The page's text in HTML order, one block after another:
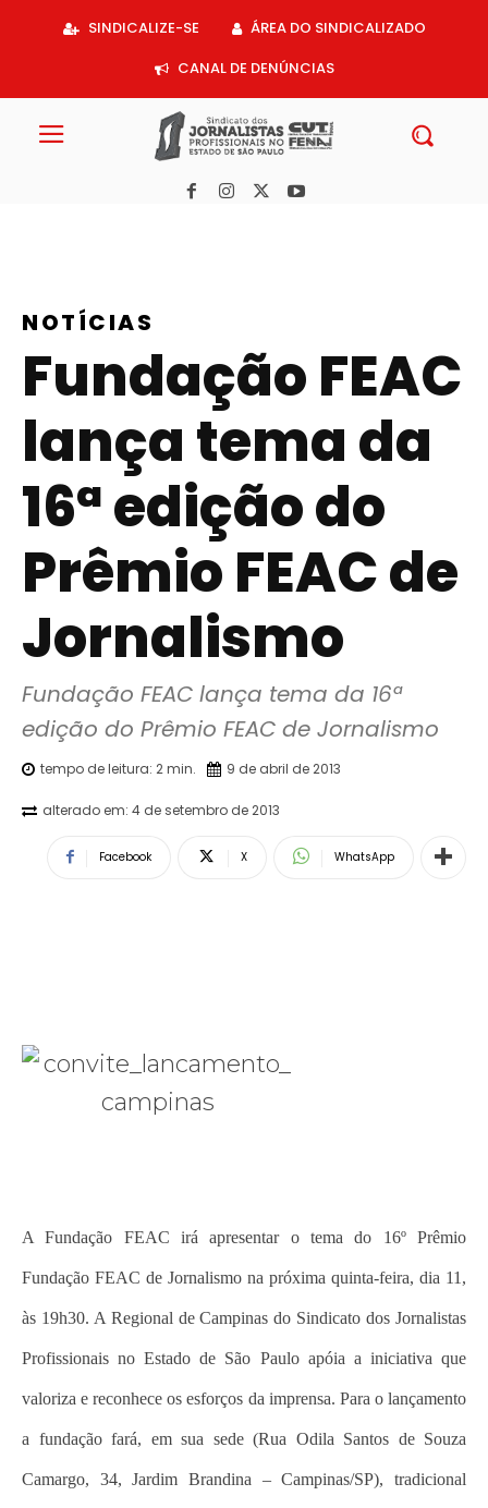
SINDICALIZE-SE
ÁREA DO SINDICALIZADO
CANAL DE DENÚNCIAS
NOTÍCIAS
Fundação FEAC
lança tema da
16ª edição do
Prêmio FEAC de
Jornalismo
Fundação FEAC lança tema da 16ª
edição do Prêmio FEAC de Jornalismo
tempo de leitura: 2min. 9 de abril de 2013
alterado em: 4 de setembro de 2013
Facebook X WhatsApp
A Fundação FEAC irá apresentar o tema do 16º Prêmio
Fundação FEAC de Jornalismo na próxima quinta-feira, dia 11,
às 19h30. A Regional de Campinas do Sindicato dos Jornalistas
Profissionais no Estado de São Paulo apóia a iniciativa que
valoriza e reconhece os esforços da imprensa. Para o lançamento
a fundação fará, em sua sede (Rua Odila Santos de Souza
Camargo, 34, Jardim Brandina – Campinas/SP), tradicional